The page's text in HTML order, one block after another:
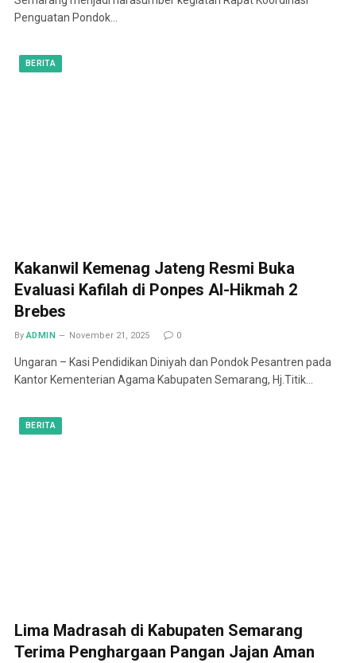
Penguatan Pondok…
BERITA
Kakanwil Kemenag Jateng Resmi Buka
Evaluasi Kafilah di Ponpes Al-Hikmah 2
Brebes
By ADMIN November 21, 2025 0
Ungaran – Kasi Pendidikan Diniyah dan Pondok Pesantren pada
Kantor Kementerian Agama Kabupaten Semarang, Hj.Titik…
BERITA
Lima Madrasah di Kabupaten Semarang
Terima Penghargaan Pangan Jajan Aman